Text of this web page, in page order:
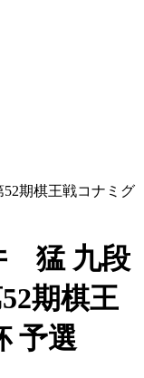
期棋王戦コナミグ
猛 九段
期棋王
予選